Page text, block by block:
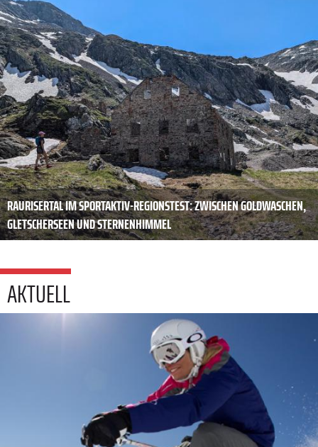
RAURISERTAL IM SPORTAKTIV-REGIONSTEST: ZWISCHEN GOLDWASCHEN,
GLETSCHERSEEN UND STERNENHIMMEL
AKTUELL